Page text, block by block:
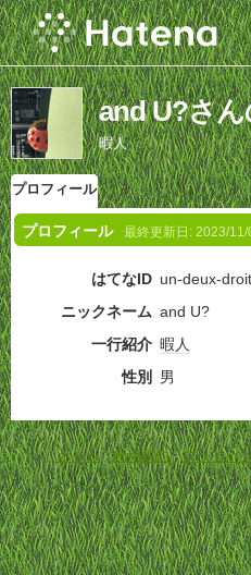
and U?さ
暇人
プロフィール
プロフィール 最終更新日: 2023/11/
はてなID un-deux-droit
ニックネーム and U?
一行紹介 暇人
性別
男
ホーム-利用規約-プライバ